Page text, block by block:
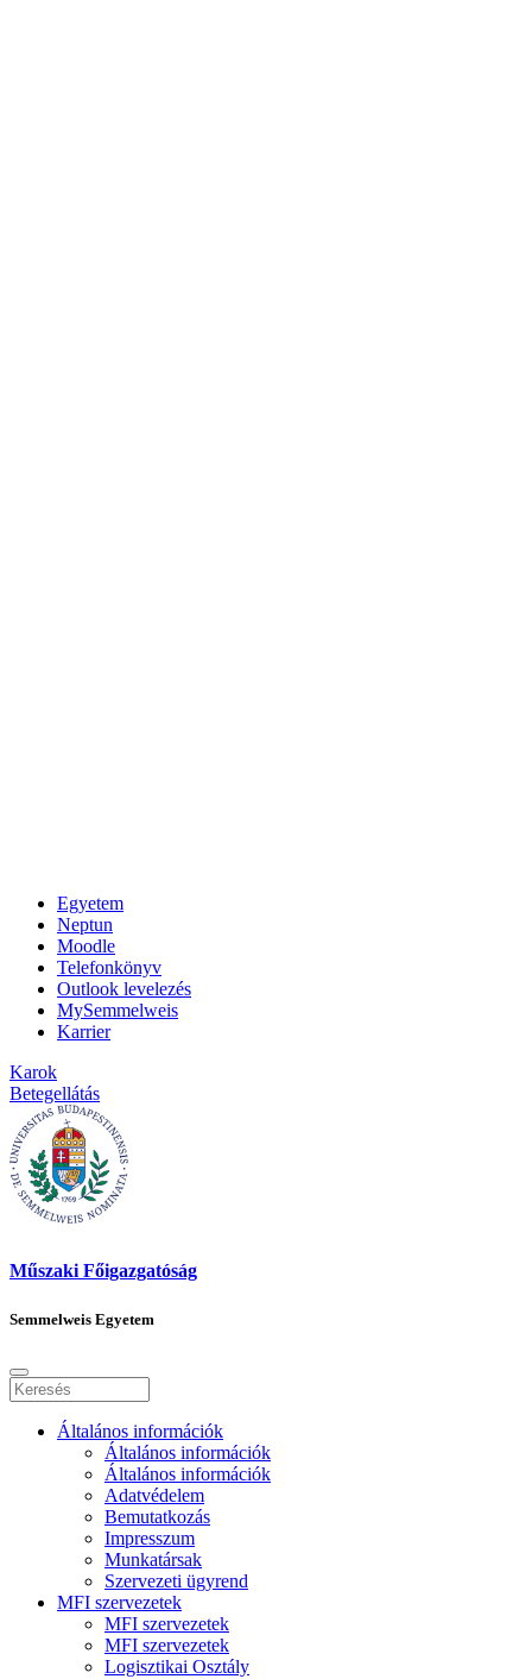
Egyetem
Neptun
Moodle
Telefonkönyv
Outlook levelezés
MySemmelweis
Karrier
Karok
Betegellátás
Műszaki Főigazgatóság
Semmelweis Egyetem
Általános információk
Általános információk
Általános információk
Adatvédelem
Bemutatkozás
Impresszum
Munkatársak
Szervezeti ügyrend
MFI szervezetek
MFI szervezetek
MFI szervezetek
Logisztikai Osztály